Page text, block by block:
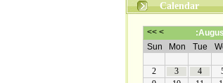
Calendar